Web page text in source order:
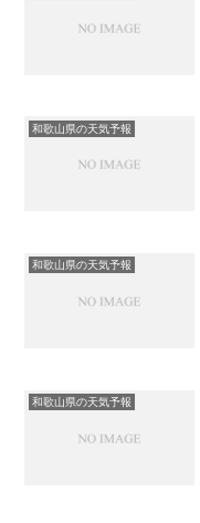
和歌山県の天気予報
和歌山県の天気予報
和歌山県の天気予報